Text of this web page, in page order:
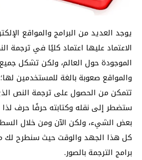
يوجد العديد من البرامج والمواقع
الاعتماد عليها اعتماد كليًا في ترجمة
الموجودة حول العالم، ولكن تشكل
والمواقع صعوبة بالغة للمستخدمين
تتمكن من الحصول على ترجمة النص
ستضطر إلى نقله وكتابته حرفًا حرف
بعض الشيء، ولكن الآن ومن خلال
كل هذا الجهد والوقت حيث سنطرح لك
برامج الترجمة بالصور.